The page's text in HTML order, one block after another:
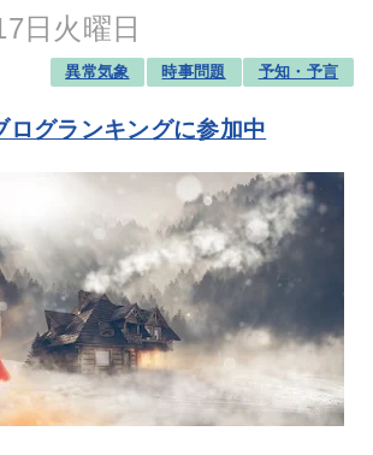
日火曜日
異常気象 時事問題 予知・予言
ログランキングに参加中